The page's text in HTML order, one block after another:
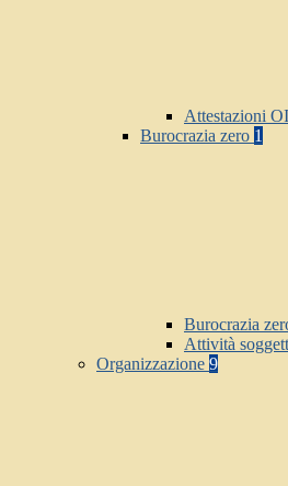
Attestazioni
Burocrazia zero 1
Burocrazia
Attività
Organizzazione 9